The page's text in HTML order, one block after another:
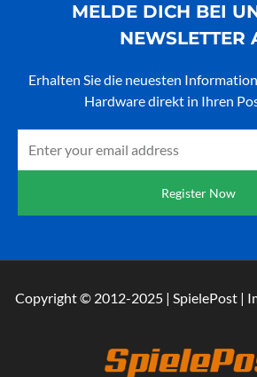
MELDE DICH BEI
NEWSLETTER
Erhalten Sie die neuesten
Hardware direkt in Ihren
Register Now
Copyright © 2012-2025 | SpielePost |